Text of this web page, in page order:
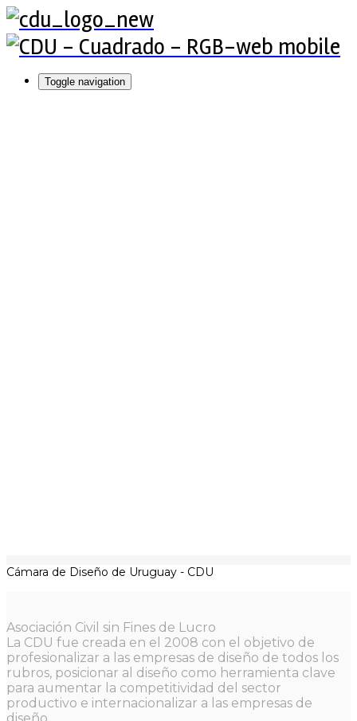
Toggle navigation
Cámara de Diseño de Uruguay - CDU
Asociación Civil sin Fines de Lucro
La CDU fue creada en el 2008 con el objetivo de
profesionalizar a las empresas de diseño de todos los
rubros, posicionar al diseño como herramienta clave
para aumentar la competitividad del sector
productivo e internacionalizar a las empresas de
diseño.